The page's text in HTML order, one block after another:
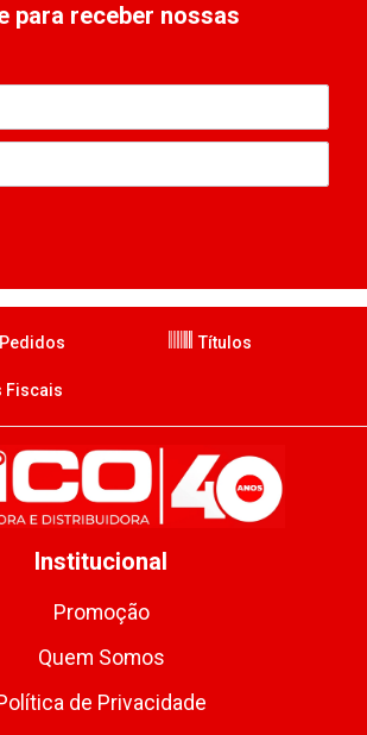
para receber nossas
Títulos
Fiscais
Institucional
Promoção
Quem Somos
de Privacidade